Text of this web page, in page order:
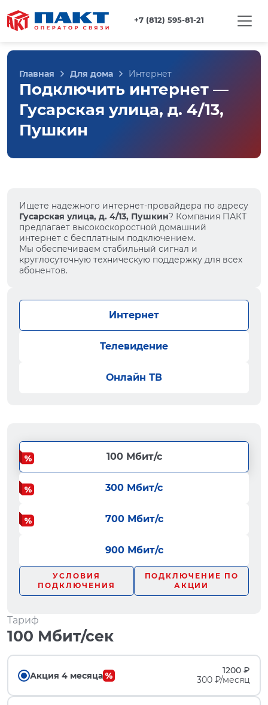
+7 (812) 595-81-21
Главная Для дома Интернет
Подключить интернет —
Гусарская улица, д. 4/13,
Пушкин
Ищете надежного интернет-провайдера по адресу
Гусарская улица, д. 4/13, Пушкин? Компания ПАКТ
предлагает высокоскоростной домашний
интернет с бесплатным подключением.
Мы обеспечиваем стабильный сигнал и
круглосуточную техническую поддержку для всех
абонентов.
Интернет
Телевидение
Онлайн ТВ
100 Мбит/с
300 Мбит/с
700 Мбит/с
900 Мбит/с
УСЛОВИЯ
ПОДКЛЮЧЕНИЯ
ПОДКЛЮЧЕНИЕ ПО
АКЦИИ
Тариф
100 Мбит/сек
Акция 4 месяца
1200 ₽
300 ₽/месяц